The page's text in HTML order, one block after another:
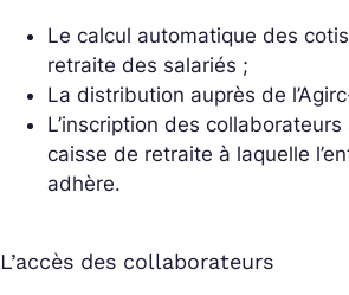
Le calcul automatique des
retraite des salariés ;
La distribution auprès de
L’inscription des
caisse de retraite à laquelle
adhère.
L’accès des collaborateurs